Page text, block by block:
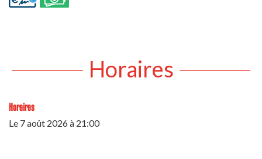
Horaires
Horaires
Le 7 août 2026à 21:00